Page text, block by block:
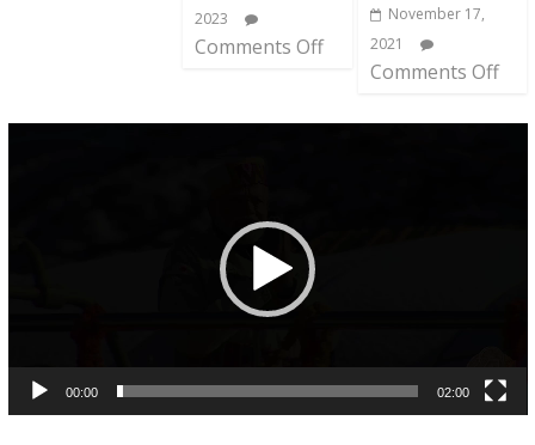
2023
Comments Off
November 17,
2021
Comments Off
00:00 02:00